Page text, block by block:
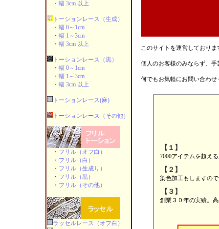
・ 幅 3cm 以上
トーションレース（生成）
・ 幅 0～1cm
・ 幅 1～3cm
・ 幅 3cm 以上
トーションレース（黒）
・ 幅 0～1cm
・ 幅 1～3cm
・ 幅 3cm 以上
トーションレース(麻)
トーションレース（その他）
・ フリル（オフ白）
・ フリル（白）
・ フリル（生成り）
・ フリル（黒）
・ フリル（その他）
ラッセルレース（オフ白）
このサイトを運営しており
個人のお客様のみならず、
何でもお気軽にお問い合わせ
【１】
7000アイテムを超え
【２】
染色加工もしますの
【３】
創業３０年の実績。高